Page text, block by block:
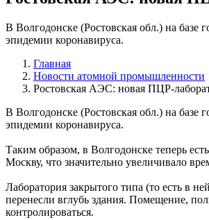
В Волгодонске (Ростовская обл.) на
эпидемии коронавируса.
Главная
Новости атомной промышленности
Ростовская АЭС: новая ПЦР-
В Волгодонске (Ростовская обл.) на
эпидемии коронавируса.
Таким образом, в Волгодонске теперь
Москву, что значительно увеличивало
Лаборатория закрытого типа (то есть в
перенесли вглубь здания. Помещение,
контролироваться.